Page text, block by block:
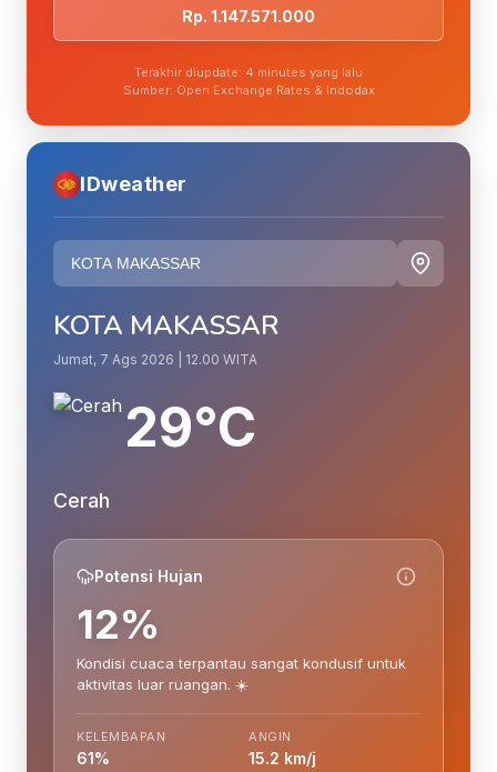
Rp. 1.147.571.000
Terakhir diupdate: 4 minutes yang lalu
Sumber: Open Exchange Rates & Indodax
IDweather
KOTA MAKASSAR
Jumat, 7 Ags 2026 | 12.00 WITA
29°C
Cerah
Potensi Hujan
12%
Kondisi cuaca terpantau sangat kondusif untuk
aktivitas luar ruangan. ☀️
KELEMBAPAN
61%
ANGIN
15.2 km/j